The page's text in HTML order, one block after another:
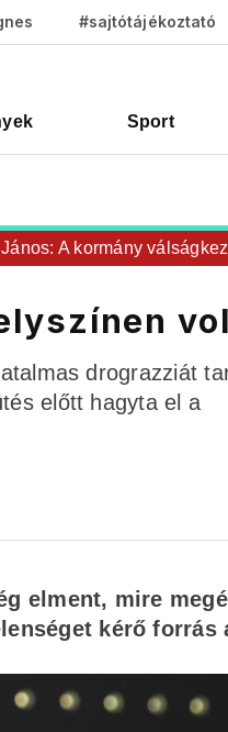
#sajtótájékoztató
Sport
A kormány
drograzziát
előtt hagyta el a
elment, mire
kérő forrás